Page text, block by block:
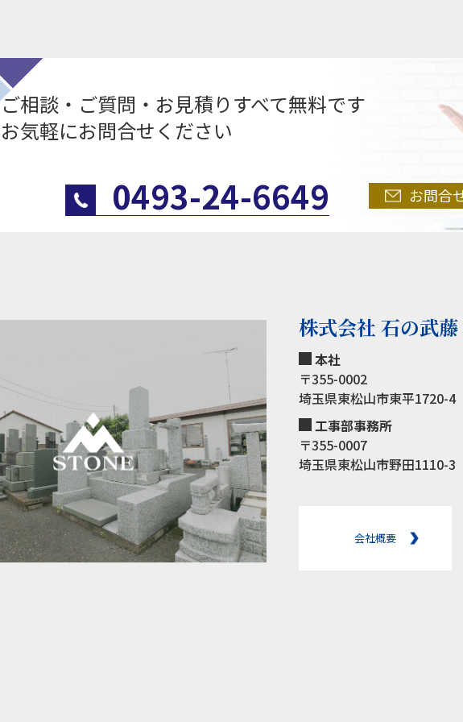
ご相談・ご質問・お見積りすべて無料です
お気軽にお問合せください
0493-24-6649 お問合
株式会社 石の武藤
本社
〒355-0002
埼玉県東松山市東平1720-4
工事部事務所
〒355-0007
埼玉県東松山市野田1110-3
会社概要